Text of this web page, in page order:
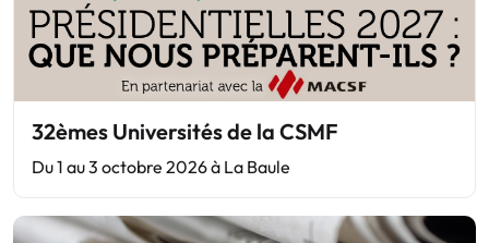
32èmes Universités de la CSMF
Du 1 au 3 octobre 2026 à La Baule